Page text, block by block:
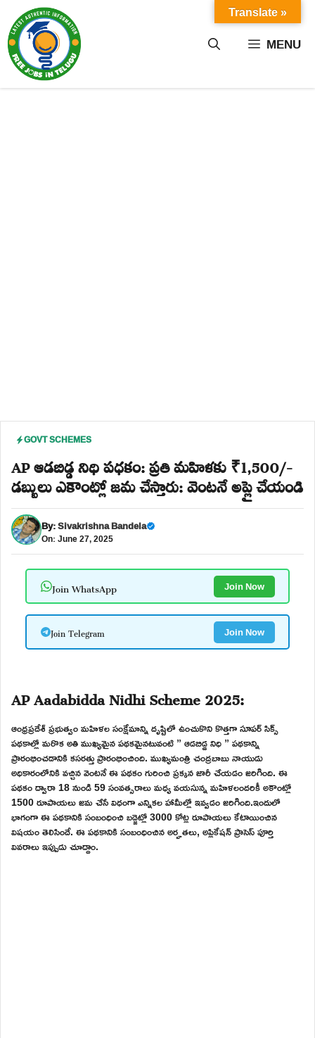
content MENU
GOVT SCHEMES
AP ఆడబిడ్డ నిధి పధకం: ప్రతి మహిళకు ₹1,500/-
డబ్బులు ఎకౌంట్లో జమ చేస్తారు: వెంటనే అప్లై చేయండి
By:Sivakrishna Bandela
On: June 27, 2025
Join WhatsApp Join Now
Join Telegram Join Now
AP Aadabidda Nidhi Scheme 2025:
ఆంధ్రప్రదేశ్ ప్రభుత్వం మహిళల సంక్షేమాన్ని దృష్టిలో ఉంచుకొని కొత్తగా సూపర్ సిక్స్
పథకాల్లో మరొక అతి ముఖ్యమైన పథకమైనటువంటి ” ఆడబిడ్డ నిధి ” పథకాన్ని
ప్రారంభించడానికి కసరత్తు ప్రారంభించింది. ముఖ్యమంత్రి చంద్రబాబు నాయుడు
అధికారంలోనికి వచ్చిన వెంటనే ఈ పథకం గురించి ప్రక్కన జారీ చేయడం జరిగింది. ఈ
పథకం ద్వారా 18 నుండి 59 సంవత్సరాలు మధ్య వయసున్న మహిళలందరికీ అకౌంట్లో
1500 రూపాయలు జమ చేసే విధంగా ఎన్నికల హామీల్లో ఇవ్వడం జరిగింది.ఇందులో
భాగంగా ఈ పథకానికి సంబంధించి బడ్జెట్లో 3000 కోట్ల రూపాయలు కేటాయించిన
విషయం తెలిసిందే. ఈ పథకానికి సంబంధించిన అర్హతలు, అప్లికేషన్ ప్రాసెస్ పూర్తి
వివరాలు ఇప్పుడు చూద్దాం.
Translate »